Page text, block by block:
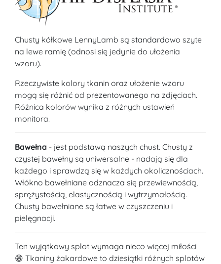
Chusty kółkowe LennyLamb są standardowo szyte
na lewe ramię (odnosi się jedynie do ułożenia
wzoru).
Rzeczywiste kolory tkanin oraz ułożenie wzoru
mogą się różnić od prezentowanego na zdjęciach.
Różnica kolorów wynika z różnych ustawień
monitora.
Bawełna - jest podstawą naszych chust. Chusty z
czystej bawełny są uniwersalne - nadają się dla
każdego i sprawdzą się w każdych okolicznościach.
Włókno bawełniane odznacza się przewiewnością,
sprężystością, elastycznością i wytrzymałością.
Chusty bawełniane są łatwe w czyszczeniu i
pielęgnacji.
Ten wyjątkowy splot wymaga nieco więcej miłości
😁 Tkaniny żakardowe to dziesiątki różnych splotów